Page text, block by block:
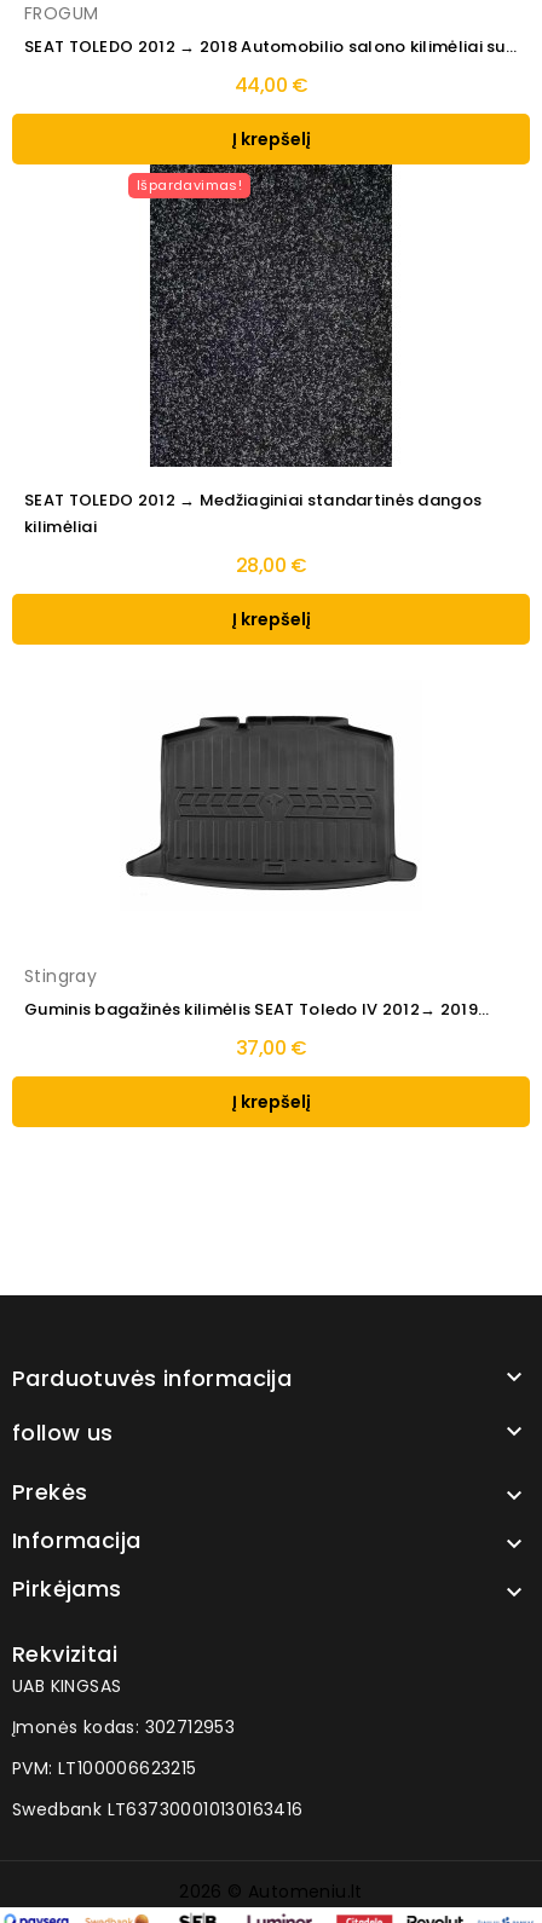
FROGUM
SEAT TOLEDO 2012 → 2018 Automobilio salono kilimėliai su...
44,00 €
Į krepšelį
Išpardavimas!
SEAT TOLEDO 2012 → Medžiaginiai standartinės dangos
kilimėliai
28,00 €
Į krepšelį
Stingray
Guminis bagažinės kilimėlis SEAT Toledo IV 2012→ 2019...
37,00 €
Į krepšelį
Parduotuvės informacija 
follow us 
Prekės 
Informacija 
Pirkėjams 
Rekvizitai
UAB KINGSAS
Įmonės kodas: 302712953
PVM: LT100006623215
Swedbank LT637300010130163416
2026 © Automeniu.lt